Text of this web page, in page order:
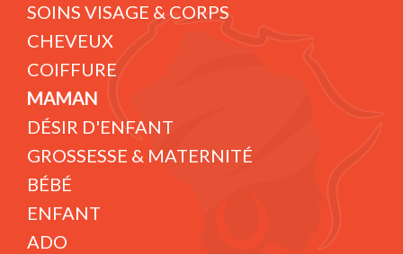
SOINS VISAGE & CORPS
CHEVEUX
COIFFURE
MAMAN
DÉSIR D'ENFANT
GROSSESSE & MATERNITÉ
BÉBÉ
ENFANT
ADO